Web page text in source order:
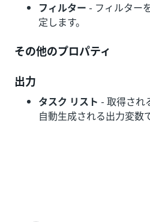
フィルター - フィルター
定します。
その他のプロパティ
出力
タスク リスト - 取得され
自動生成される出力変数